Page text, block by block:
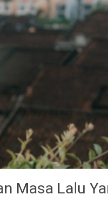
Masa Lalu